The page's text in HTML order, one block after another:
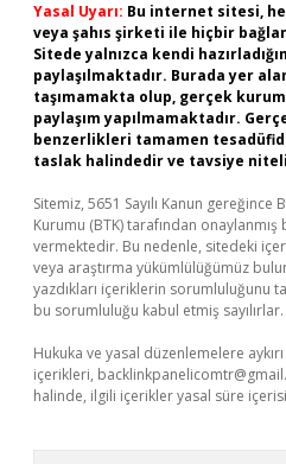
Yasal Uyarı: Bu internet sitesi,
veya şahıs şirketi ile hiçbir
Sitede yalnızca kendi
paylaşılmaktadır. Burada yer
taşımamakta olup, gerçek
paylaşım yapılmamaktadır.
benzerlikleri tamamen
taslak halindedir ve tavsiye
Sitemiz, 5651 Sayılı Kanun
Kurumu (BTK) tarafından onaylanmış
vermektedir. Bu nedenle, sitedeki
veya araştırma yükümlülüğümüz
yazdıkları içeriklerin sorumluluğunu
bu sorumluluğu kabul etmiş sayılırlar.
Hukuka ve yasal düzenlemelere
içerikleri,
halinde, ilgili içerikler yasal süre